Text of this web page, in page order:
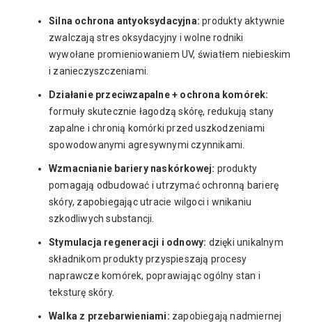
Silna ochrona antyoksydacyjna:produkty aktywnie
zwalczają stres oksydacyjny i wolne rodniki
wywołane promieniowaniem UV, światłem niebieskim
i zanieczyszczeniami.
Działanie przeciwzapalne + ochrona komórek:
formuły skutecznie łagodzą skórę, redukują stany
zapalne i chronią komórki przed uszkodzeniami
spowodowanymi agresywnymi czynnikami.
Wzmacnianie bariery naskórkowej: produkty
pomagają odbudować i utrzymać ochronną barierę
skóry, zapobiegając utracie wilgoci i wnikaniu
szkodliwych substancji.
Stymulacja regeneracji i odnowy: dzięki unikalnym
składnikom produkty przyspieszają procesy
naprawcze komórek, poprawiając ogólny stan i
teksturę skóry.
Walka z przebarwieniami: zapobiegają nadmiernej